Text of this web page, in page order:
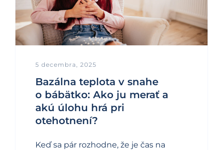
5 decembra, 2025
Bazálna teplota v snahe
o bábätko: Ako ju merať a
akú úlohu hrá pri
otehotnení?
Keď sa pár rozhodne, že je čas na